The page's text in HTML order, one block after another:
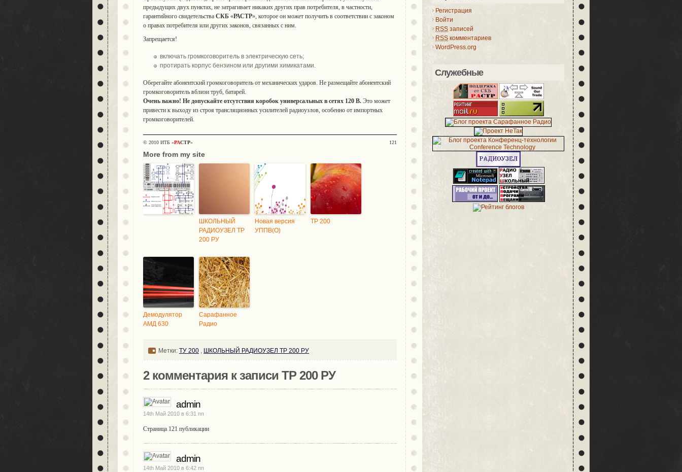
предыдущих двух пунктах, не затрагивает никаких других прав потребителя, в частности,
гарантийного свидетельства СКБ «РАСТР», которое он может получить в соответствии с законом
о правах потребителя или других законов, связанных с ним.
Запрещается!
включать громкоговоритель в электрическую сеть;
протирать корпус бензином или другими химикатами.
Оберегайте абонентский громкоговоритель от механических ударов. Не размещайте абонентский
громкоговоритель вблизи труб, батарей.
Очень важно! Не допускайте отсутствия коробок универсальных в сетях 120 В. Это может
привести к выходу из строя трансляционных усилителей радиоузлов, особенно от импортных
громкоговорителей.
121
© 2010 ИТБ «РАСТР»
More from my site
ШКОЛЬНЫЙ
РАДИОУЗЕЛ ТР
200 РУ
Новая версия
УППВ(О)
ТР 200
Демодулятор
АМД 630
Сарафанное
Радио
Метки: ТУ 200 , ШКОЛЬНЫЙ РАДИОУЗЕЛ ТР 200 РУ
2 комментария к записи ТР 200 РУ
admin
14th Май 2010 в 6:31 пп
Страница 121 публикации
admin
14th Май 2010 в 6:42 пп
Регистрация
Войти
RSS записей
RSS комментариев
WordPress.org
Служебные